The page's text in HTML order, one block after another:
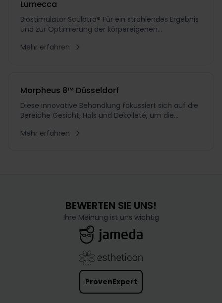
Lumecca
Biostimulator Sculptra® Für ein strahlendes Ergebnis
und zur Optimierung der körpereigenen
SkinPen®.
Mehr erfahren
Morpheus 8™ Düsseldorf
Diese innovative Behandlung fokussiert sich auf die
Bereiche Gesicht, Hals und Dekolleté, um die
Das Ergebnis ist nicht nur eine sichtbare
Mehr erfahren
BEWERTEN SIE UNS!
Ihre Meinung ist uns wichtig
ProvenExpert